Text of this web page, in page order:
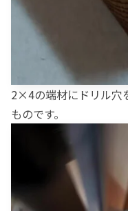
2×4の端材にドリル穴
ものです。